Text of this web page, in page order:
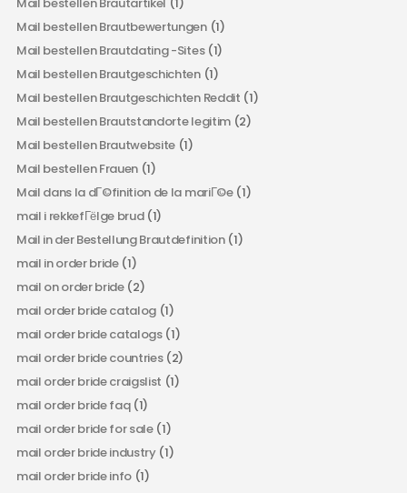
Mail bestellen Brautbewertungen(1)
Mail bestellen Brautdating -Sites(1)
Mail bestellen Brautgeschichten(1)
Mail bestellen Brautgeschichten Reddit (1)
Mail bestellen Brautstandorte legitim(2)
Mail bestellen Brautwebsite (1)
Mail bestellen Frauen (1)
Mail dans la dГ©finition de la mariГ©e(1)
mail i rekkefГёlge brud(1)
Mail in der Bestellung Brautdefinition(1)
mail in order bride(1)
mail on order bride(2)
mail order bride catalog (1)
mail order bride catalogs(1)
mail order bride countries(2)
mail order bride craigslist (1)
mail order bride faq(1)
mail order bride for sale(1)
mail order bride industry(1)
mail order bride info (1)